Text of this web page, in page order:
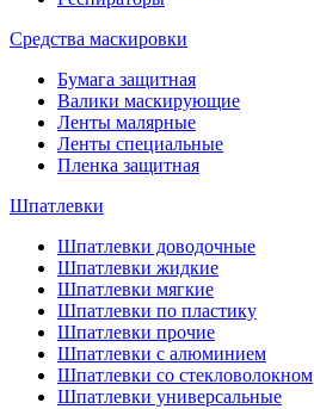
Средства маскировки
Бумага защитная
Валики маскирующие
Ленты малярные
Ленты специальные
Пленка защитная
Шпатлевки
Шпатлевки доводочные
Шпатлевки жидкие
Шпатлевки мягкие
Шпатлевки по пластику
Шпатлевки прочие
Шпатлевки с алюминием
Шпатлевки со стекловолокном
Шпатлевки универсальные